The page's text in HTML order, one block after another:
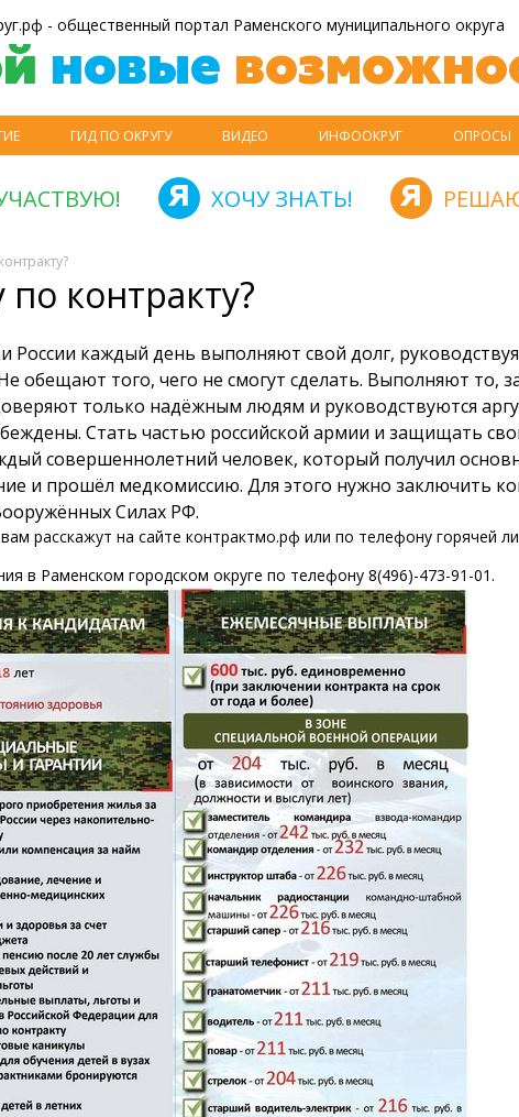
- общественный портал Раменского муниципального округа
новые
ГИД ПО ОКРУГУ ВИДЕО ИНФООКРУГ ОПРОСЫ
ХОЧУ ЗНАТЬ!
контракту?
России каждый день выполняют свой долг,
обещают того, чего не смогут сделать. Выполняют то,
только надёжным людям и руководствуются
Стать частью российской армии и защищать
совершеннолетний человек, который получил
и прошёл медкомиссию. Для этого нужно заключить
Силах РФ.
расскажут на сайте контрактмо.рф или по телефону горячей
в Раменском городском округе по телефону 8(496)-473-91-01.